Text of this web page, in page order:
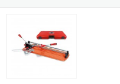
profesional Rubi TS-66 MAX -